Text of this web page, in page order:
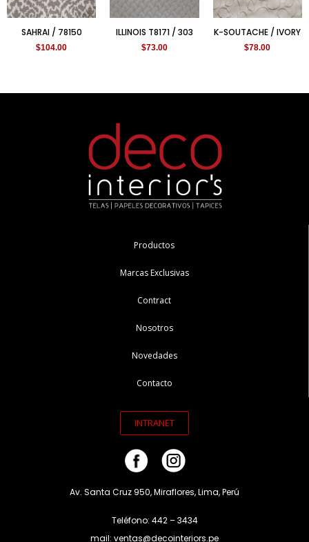
SAHRAI / 78150
$104.00
ILLINOIS T8171 / 303
$73.00
K-SOUTACHE / IVORY
$78.00
Productos
Marcas Exclusivas
Contract
Nosotros
Novedades
Contacto
INTRANET
Av. Santa Cruz 950, Miraflores, Lima, Perú
Teléfono: 442 – 3434
mail: ventas@decointeriors.pe